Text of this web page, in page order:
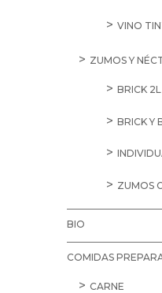
VINO
ZUMOS Y
BRICK 2L
BRICK Y
ZUMOS
BIO
COMIDAS
CARNE